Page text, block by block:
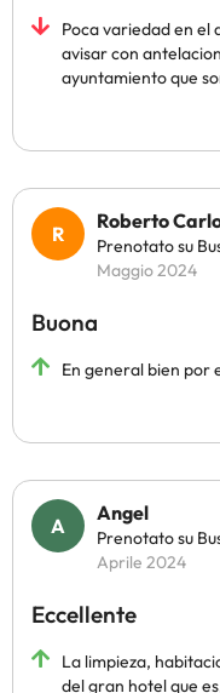
Poca variedad en el
avisar con
ayuntamiento que
Roberto
Prenotato su
Maggio 2024
Buona
En general bien por
Angel
Prenotato su
Aprile 2024
Eccellente
La limpieza,
del gran hotel que